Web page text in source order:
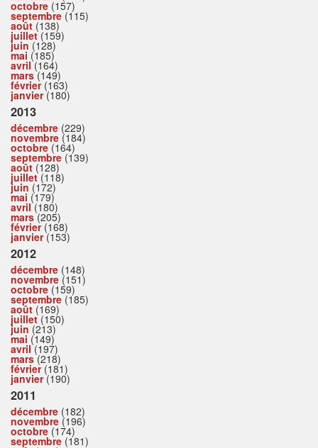
octobre (157)
septembre (115)
août (138)
juillet(159)
juin (128)
mai (185)
avril(164)
mars(149)
février(163)
janvier(180)
2013
décembre (229)
novembre (184)
octobre (164)
septembre (139)
août (128)
juillet(118)
juin (172)
mai (179)
avril(180)
mars(205)
février(168)
janvier(153)
2012
décembre (148)
novembre (151)
octobre (159)
septembre (185)
août (169)
juillet(150)
juin (213)
mai (149)
avril(197)
mars(218)
février(181)
janvier(190)
2011
décembre (182)
novembre (196)
octobre (174)
septembre (181)